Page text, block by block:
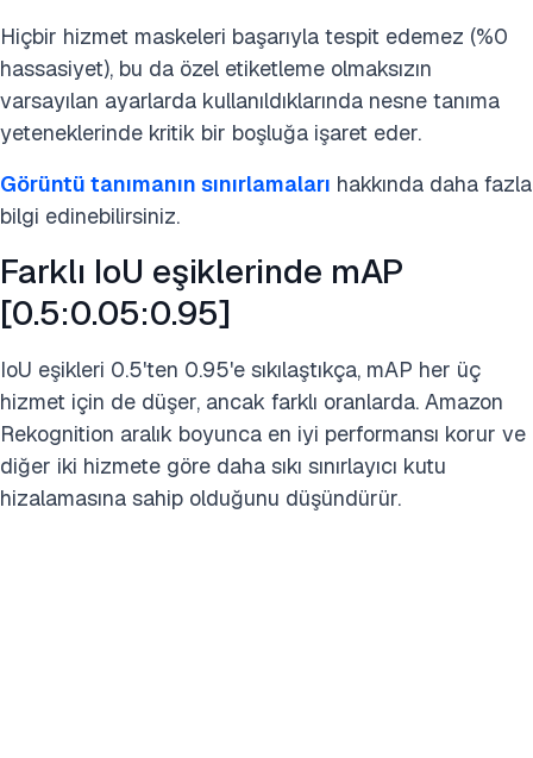
Hiçbir hizmet maskeleri başarıyla tespit edemez (%0
hassasiyet), bu da özel etiketleme olmaksızın
varsayılan ayarlarda kullanıldıklarında nesne tanıma
yeteneklerinde kritik bir boşluğa işaret eder.
Görüntü tanımanın sınırlamaları hakkında daha fazla
bilgi edinebilirsiniz.
Farklı IoU eşiklerinde mAP
[0.5:0.05:0.95]
IoU eşikleri 0.5'ten 0.95'e sıkılaştıkça, mAP her üç
hizmet için de düşer, ancak farklı oranlarda. Amazon
Rekognition aralık boyunca en iyi performansı korur ve
diğer iki hizmete göre daha sıkı sınırlayıcı kutu
hizalamasına sahip olduğunu düşündürür.